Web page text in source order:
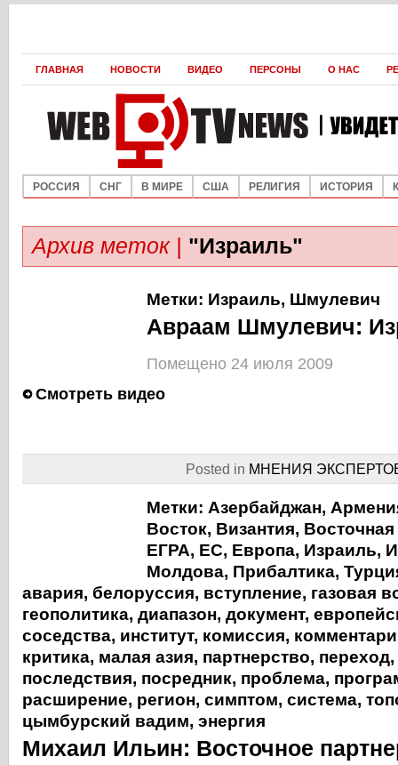
ГЛАВНАЯ НОВОСТИ ВИДЕО ПЕРСОНЫ О НАС
РОССИЯ СНГ В МИРЕ США РЕЛИГИЯ ИСТОРИЯ
Архив меток | "Израиль"
Метки: Израиль, Шмулевич
Авраам Шмулевич:
Помещено 24 июля 2009
Смотреть видео
Posted in МНЕНИЯ
Метки: Азербайджан,
Восток, Византия,
ЕГРА, ЕС, Европа, Израиль,
Молдова, Прибалтика,
авария, белоруссия, вступление, газовая
геополитика, диапазон, документ,
соседства, институт, комиссия,
критика, малая азия, партнерство, переход,
последствия, посредник, проблема,
расширение, регион, симптом, система,
цымбурский вадим, энергия
Михаил Ильин: Восточное